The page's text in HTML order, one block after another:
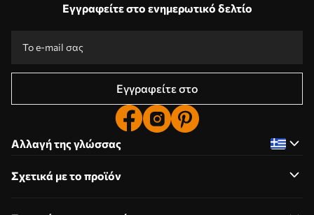
Εγγραφείτε στο ενημερωτικό δελτίο
Εγγραφείτε στο
Αλλαγή της γλώσσας
Σχετικά με το προϊόν